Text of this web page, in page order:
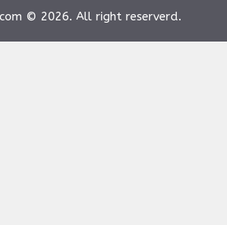
© 2026. All right reserverd.